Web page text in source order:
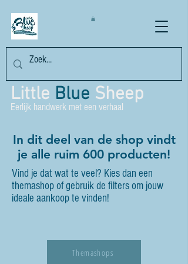
Little Blue Sheep
Eerlijk handwerk met een verhaal
In dit deel van de shop vindt
je alle ruim 600 producten!
Vind je dat wat te veel? Kies dan een
themashop of gebruik de filters om jouw
ideale aankoop te vinden!
Themashops